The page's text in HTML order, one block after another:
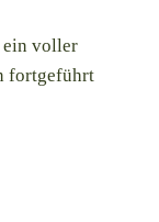
ein voller
fortgeführt